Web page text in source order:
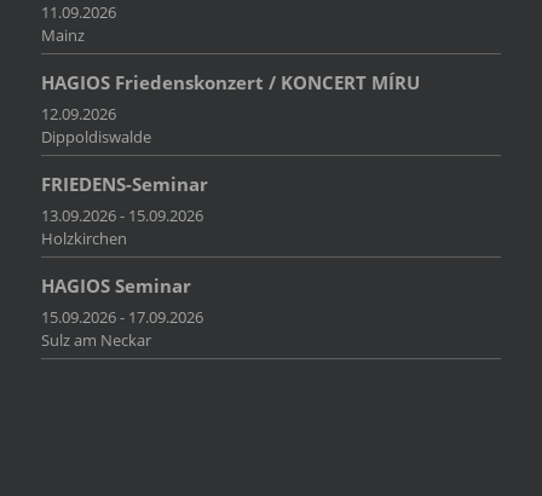
11.09.2026
Mainz
HAGIOS Friedenskonzert / KONCERT MÍRU
12.09.2026
Dippoldiswalde
FRIEDENS-Seminar
13.09.2026 - 15.09.2026
Holzkirchen
HAGIOS Seminar
15.09.2026 - 17.09.2026
Sulz am Neckar